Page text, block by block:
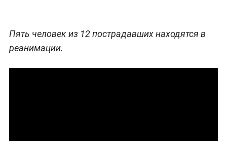
Пять человек из 12 пострадавших находятся в
реанимации.